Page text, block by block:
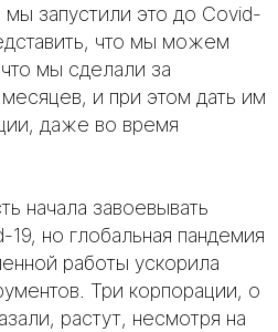
мы запустили это до Covid-
что мы можем
мы сделали за
и при этом дать им
даже во время
начала завоевывать
19, но глобальная пандемия
работы ускорила
Три корпорации, о
растут, несмотря на